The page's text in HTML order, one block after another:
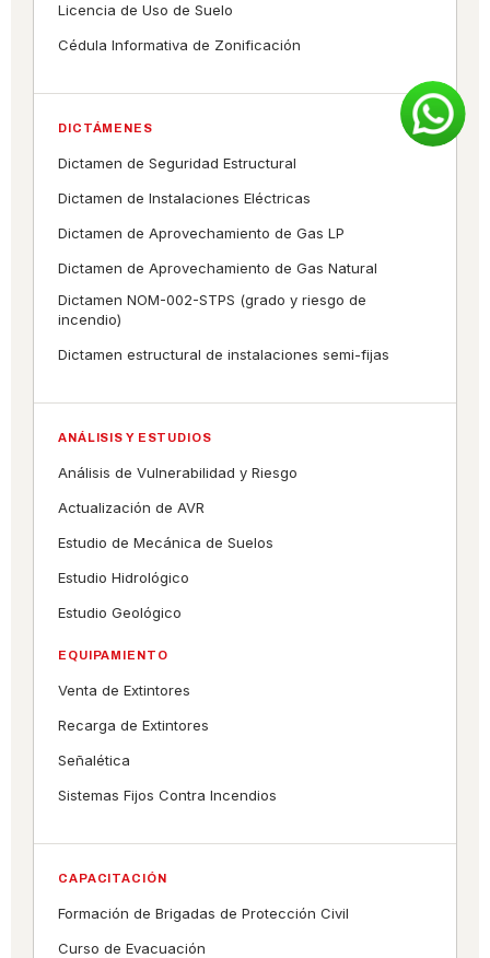
Licencia de Uso de Suelo
Cédula Informativa de Zonificación
DICTÁMENES
Dictamen de Seguridad Estructural
Dictamen de Instalaciones Eléctricas
Dictamen de Aprovechamiento de Gas LP
Dictamen de Aprovechamiento de Gas Natural
Dictamen NOM-002-STPS (grado y riesgo de
incendio)
Dictamen estructural de instalaciones semi-fijas
ANÁLISIS Y ESTUDIOS
Análisis de Vulnerabilidad y Riesgo
Actualización de AVR
Estudio de Mecánica de Suelos
Estudio Hidrológico
Estudio Geológico
EQUIPAMIENTO
Venta de Extintores
Recarga de Extintores
Señalética
Sistemas Fijos Contra Incendios
CAPACITACIÓN
Formación de Brigadas de Protección Civil
Curso de Evacuación